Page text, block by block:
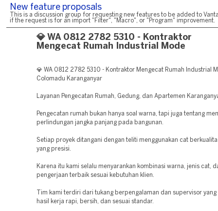
New feature proposals
This is a discussion group for requesting new features to be added to
if the request is for an import "Filter", "Macro", or "Program" improvement.
💎 WA 0812 2782 5310 - Kontraktor
Mengecat Rumah Industrial Mode
💎 WA 0812 2782 5310 - Kontraktor Mengecat Rumah Industrial
Colomadu Karanganyar
Layanan Pengecatan Rumah, Gedung, dan Apartemen
Pengecatan rumah bukan hanya soal warna, tapi juga tentang
perlindungan jangka panjang pada bangunan.
Setiap proyek ditangani dengan teliti menggunakan cat
yang presisi.
Karena itu kami selalu menyarankan kombinasi warna, jenis cat,
pengerjaan terbaik sesuai kebutuhan klien.
Tim kami terdiri dari tukang berpengalaman dan supervisor yang
hasil kerja rapi, bersih, dan sesuai standar.